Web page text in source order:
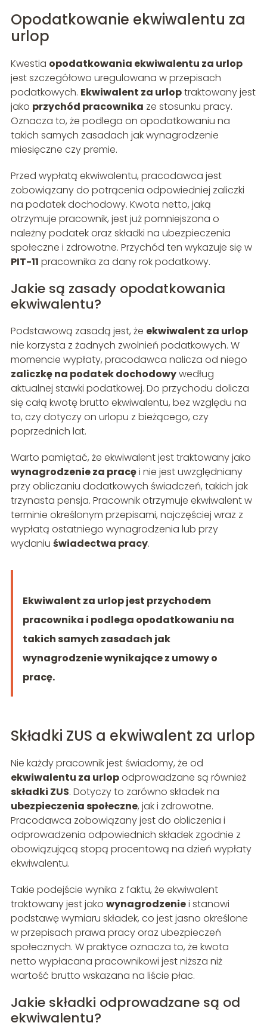
Opodatkowanie ekwiwalentu za
urlop
Kwestia opodatkowania ekwiwalentu za urlop
jest szczegółowo uregulowana w przepisach
podatkowych. Ekwiwalent za urloptraktowany jest
jako przychód pracownika ze stosunku pracy.
Oznacza to, że podlega on opodatkowaniu na
takich samych zasadach jak wynagrodzenie
miesięczne czy premie.
Przed wypłatą ekwiwalentu, pracodawca jest
zobowiązany do potrącenia odpowiedniej zaliczki
na podatek dochodowy. Kwota netto, jaką
otrzymuje pracownik, jest już pomniejszona o
należny podatek oraz składki na ubezpieczenia
społeczne i zdrowotne. Przychód ten wykazuje się w
PIT-11 pracownika za dany rok podatkowy.
Jakie są zasady opodatkowania
ekwiwalentu?
Podstawową zasadą jest, że ekwiwalent za urlop
nie korzysta z żadnych zwolnień podatkowych. W
momencie wypłaty, pracodawca nalicza od niego
zaliczkę na podatek dochodowywedług
aktualnej stawki podatkowej. Do przychodu dolicza
się całą kwotę brutto ekwiwalentu, bez względu na
to, czy dotyczy on urlopu z bieżącego, czy
poprzednich lat.
Warto pamiętać, że ekwiwalent jest traktowany jako
wynagrodzenie za pracęi nie jest uwzględniany
przy obliczaniu dodatkowych świadczeń, takich jak
trzynasta pensja. Pracownik otrzymuje ekwiwalent w
terminie określonym przepisami, najczęściej wraz z
wypłatą ostatniego wynagrodzenia lub przy
wydaniu świadectwa pracy.
Ekwiwalent za urlop jest przychodem
pracownika i podlega opodatkowaniu na
takich samych zasadach jak
wynagrodzenie wynikające z umowy o
pracę.
Składki ZUS a ekwiwalent za urlop
Nie każdy pracownik jest świadomy, że od
ekwiwalentu za urlopodprowadzane są również
składki ZUS. Dotyczy to zarówno składek na
ubezpieczenia społeczne, jak i zdrowotne.
Pracodawca zobowiązany jest do obliczenia i
odprowadzenia odpowiednich składek zgodnie z
obowiązującą stopą procentową na dzień wypłaty
ekwiwalentu.
Takie podejście wynika z faktu, że ekwiwalent
traktowany jest jako wynagrodzeniei stanowi
podstawę wymiaru składek, co jest jasno określone
w przepisach prawa pracy oraz ubezpieczeń
społecznych. W praktyce oznacza to, że kwota
netto wypłacana pracownikowi jest niższa niż
wartość brutto wskazana na liście płac.
Jakie składki odprowadzane są od
ekwiwalentu?